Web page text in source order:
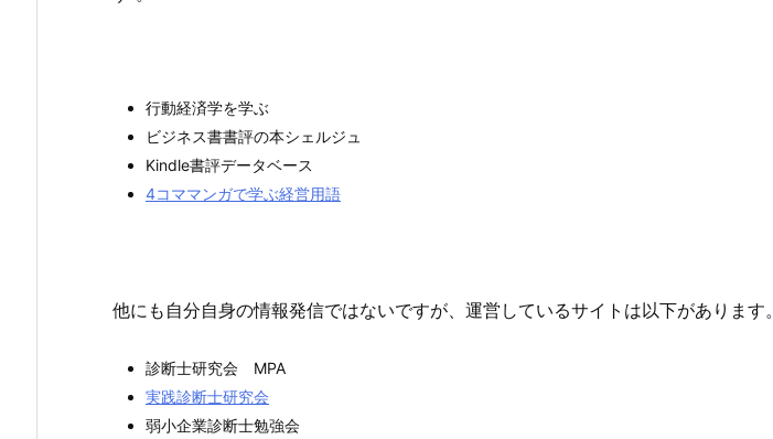
行動経済学を学ぶ
ビジネス書書評の本シェルジュ
Kindle書評データベース
4コママンガで学ぶ経営用語
他にも自分自身の情報発信ではないですが、運営しているサイトは以下があります。
診断士研究会 MPA
実践診断士研究会
弱小企業診断士勉強会